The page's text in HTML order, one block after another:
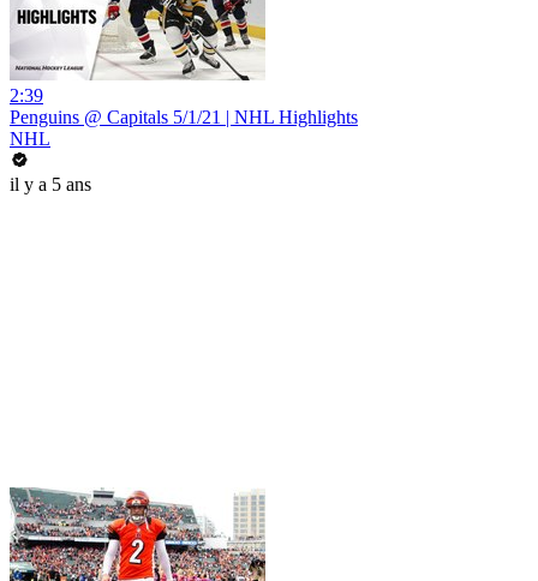
2:39
Penguins @ Capitals 5/1/21 | NHL Highlights
NHL
il y a 5 ans